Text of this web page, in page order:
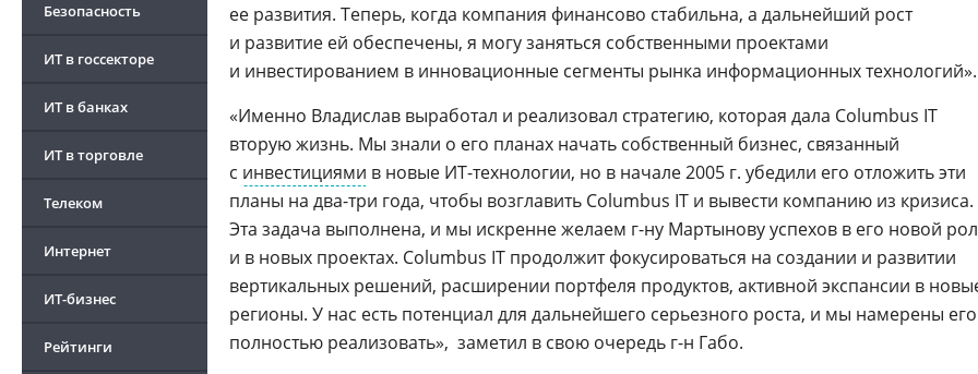
Безопасность
ИТ в госсекторе
ИТ в банках
ИТ в торговле
Телеком
Интернет
ИТ-бизнес
Рейтинги
ее развития. Теперь, когда компания финансово стабильна, а дальнейший рост
и развитие ей обеспечены, я могу заняться собственными проектами
и инвестированием в инновационные сегменты рынка информационных технологий».
«Именно Владислав выработал и реализовал стратегию, которая дала Columbus IT
вторую жизнь. Мы знали о его планах начать собственный бизнес, связанный
с инвестициями в новые ИТ-технологии, но в начале 2005 г. убедили его отложить эти
планы на два-три года, чтобы возглавить Columbus IT и вывести компанию из кризиса.
Эта задача выполнена, и мы искренне желаем г-ну Мартынову успехов в его новой
и в новых проектах. Columbus IT продолжит фокусироваться на создании и развитии
вертикальных решений, расширении портфеля продуктов, активной экспансии в
регионы. У нас есть потенциал для дальнейшего серьезного роста, и мы намерены его
полностью реализовать»,  заметил в свою очередь г-н Габо.